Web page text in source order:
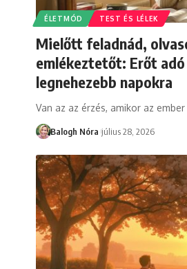
ÉLETMÓD TEST ÉS LÉLEK
Mielőtt feladnád,
emlékeztetőt: Erőt
legnehezebb napokra
Van az az érzés, amikor az
Balogh Nóra július 28, 2026